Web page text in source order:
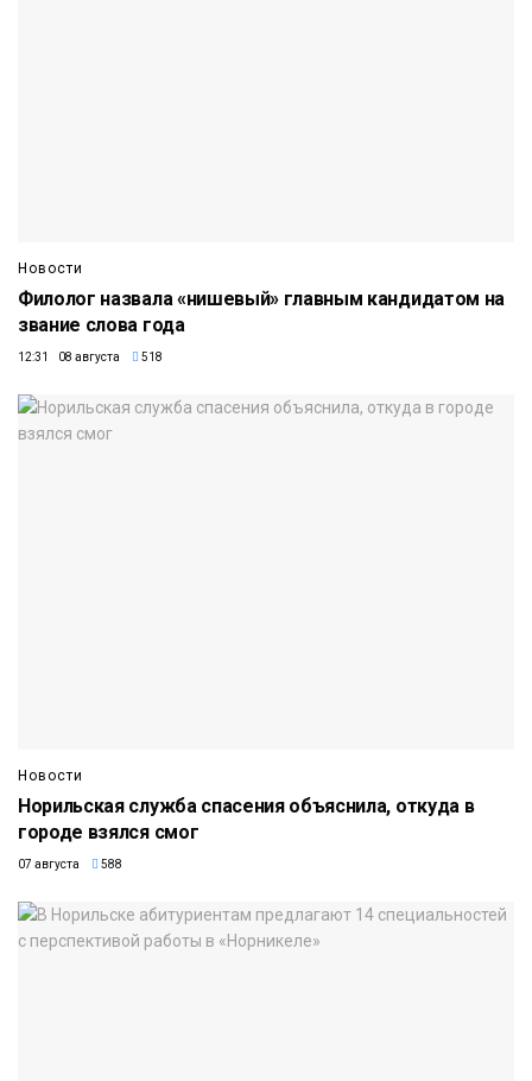
Новости
Филолог назвала «нишевый» главным кандидатом на
звание слова года
12:31 08 августа 518
Новости
Норильская служба спасения объяснила, откуда в
городе взялся смог
07 августа 588